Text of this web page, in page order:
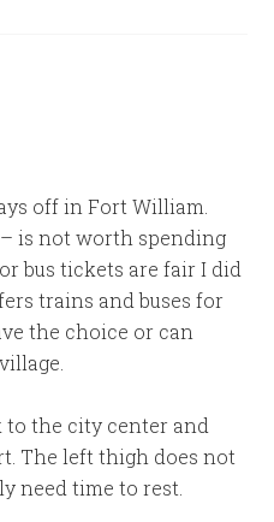
off in Fort William.
is not worth spending
bus tickets are fair I did
trains and buses for
the choice or can
the city center and
The left thigh does not
need time to rest.